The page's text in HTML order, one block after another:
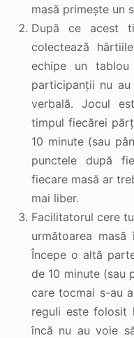
masă primește un
După ce acest
colectează
echipe un
participanții nu
verbală. Jocul
timpul fiecărei
10 minute (sau
punctele după
fiecare masă ar
mai liber.
Facilitatorul cere
următoarea
Începe o altă
de 10 minute (sau
care tocmai s-au
reguli este folosit
încă nu au voie